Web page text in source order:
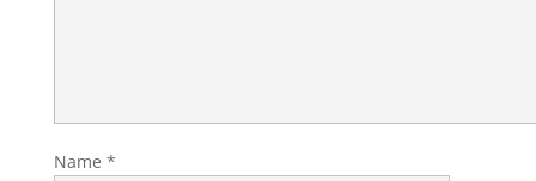
Name *